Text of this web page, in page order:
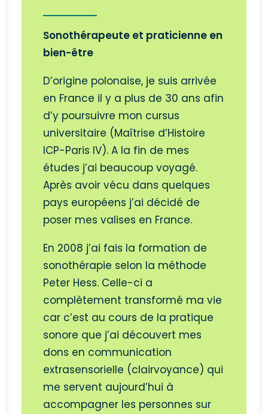
Sonothérapeute et praticienne en
bien-être
D’origine polonaise, je suis arrivée
en France il y a plus de 30 ans afin
d’y poursuivre mon cursus
universitaire (Maîtrise d’Histoire
ICP-Paris IV). A la fin de mes
études j’ai beaucoup voyagé.
Après avoir vécu dans quelques
pays européens j’ai décidé de
poser mes valises en France.
En 2008 j’ai fais la formation de
sonothérapie selon la méthode
Peter Hess. Celle-ci a
complètement transformé ma vie
car c’est au cours de la pratique
sonore que j’ai découvert mes
dons en communication
extrasensorielle (clairvoyance) qui
me servent aujourd’hui à
accompagner les personnes sur